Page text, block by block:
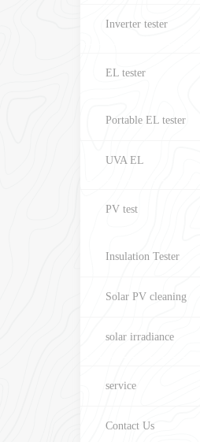
Inverter tester
EL tester
Portable EL tester
UVA EL
PV test
Insulation Tester
Solar PV cleaning
solar irradiance
service
Contact Us